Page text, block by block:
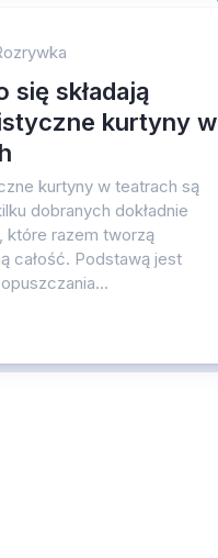
się składają
kurtyny w
kurtyny w teatrach są
dobranych dokładnie
które razem tworzą
całość. Podstawą jest